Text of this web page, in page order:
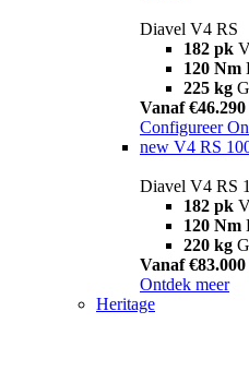
Diavel V4 RS
182 pk
120 Nm
225 kg
Vanaf €46.290
Configureer
new V4 RS
Diavel V4 RS
182 pk
120 Nm
220 kg
Vanaf €83.000
Ontdek meer
Heritage